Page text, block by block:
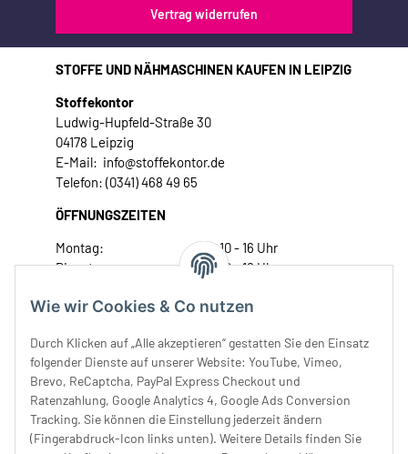
Wie wir Cookies & Co nutzen
Durch Klicken auf „Alle akzeptieren“ gestatten Sie den Einsatz
folgender Dienste auf unserer Website: YouTube, Vimeo,
Brevo, ReCaptcha, PayPal Express Checkout und
Ratenzahlung, Google Analytics 4, Google Ads Conversion
Tracking. Sie können die Einstellung jederzeit ändern
(Fingerabdruck-Icon links unten). Weitere Details finden Sie
Vertrag widerrufen
STOFFE UND NÄHMASCHINEN KAUFEN IN LEIPZIG
Stoffekontor
Ludwig-Hupfeld-Straße 30
04178 Leipzig
E-Mail: info@stoffekontor.de
Telefon: (0341) 468 49 65
ÖFFNUNGSZEITEN
Montag:
10 - 16 Uhr
Dienstag:
10 - 16 Uhr
Donnerstag:
10 - 18 Uhr
Samstag:
10 - 14 Uhr
Unser Service
Rechtliches